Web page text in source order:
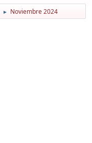
► Noviembre 2024